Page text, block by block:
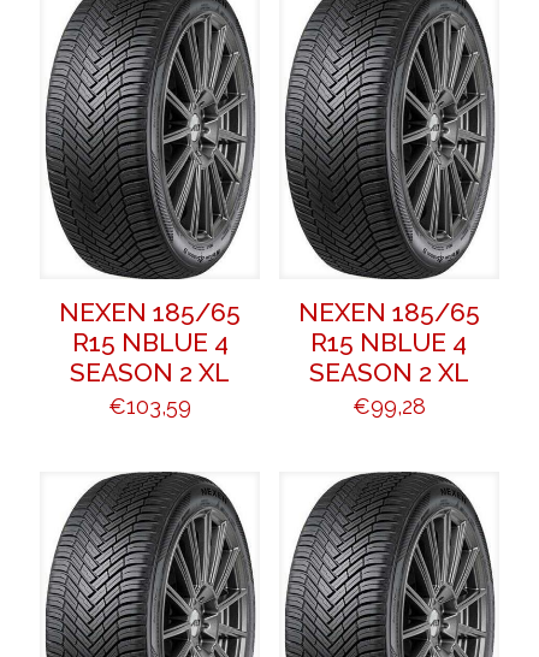
NEXEN 185/65
R15 NBLUE 4
SEASON 2 XL
€103,59
NEXEN 185/65
R15 NBLUE 4
SEASON 2 XL
€99,28